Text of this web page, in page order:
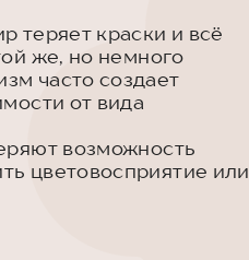
теряет краски и всё
же, но немного
часто создает
от вида
возможность
цветовосприятие или